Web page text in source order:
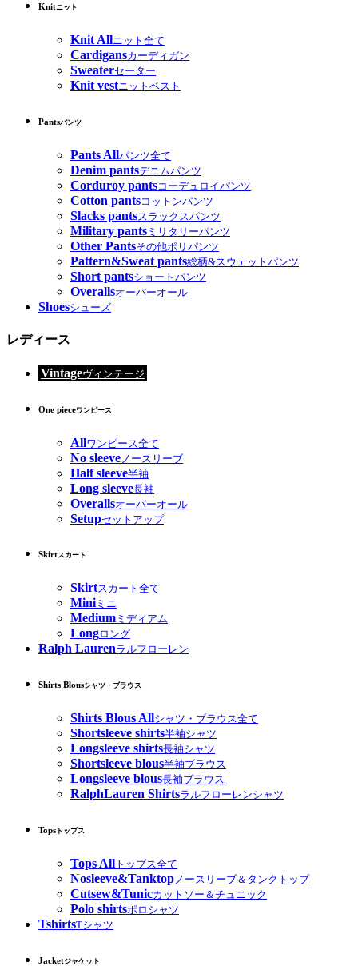
Knitニット
Knit Allニット全て
Cardigansカーディガン
Sweaterセーター
Knit vestニットベスト
Pantsパンツ
Pants Allパンツ全て
Denim pantsデニムパンツ
Corduroy pantsコーデュロイパンツ
Cotton pantsコットンパンツ
Slacks pantsスラックスパンツ
Military pants ミリタリーパンツ
Other Pantsその他ポリパンツ
Pattern&Sweat pants総柄&スウェットパンツ
Short pantsショートパンツ
Overallsオーバーオール
Shoesシューズ
レディース
Vintageヴィンテージ
One pieceワンピース
Allワンピース全て
No sleeve ノースリーブ
Half sleeve半袖
Long sleeve長袖
Overallsオーバーオール
Setupセットアップ
Skirtスカート
Skirtスカート全て
Miniミニ
Medium ミディアム
Longロング
Ralph Laurenラルフローレン
Shirts Blousシャツ・ブラウス
Shirts Blous Allシャツ・ブラウス全て
Shortsleeve shirts半袖シャツ
Longsleeve shirts長袖シャツ
Shortsleeve blous半袖ブラウス
Longsleeve blous長袖ブラウス
RalphLauren Shirtsラルフローレンシャツ
Tops トップス
Tops All トップス全て
Nosleeve&Tanktopノースリーブ＆タンクトップ
Cutsew&Tunicカットソー＆チュニック
Polo shirtsポロシャツ
TshirtsTシャツ
Jacketジャケット